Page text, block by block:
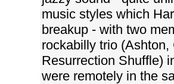
music styles which
breakup - with two
rockabilly trio (Ashton,
Resurrection Shuffle)
were remotely in the